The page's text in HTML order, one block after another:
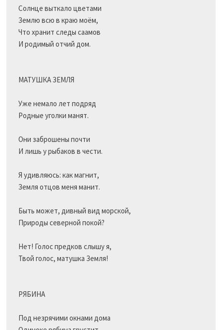
Солнце выткало цветами
Землю всю в краю моём,
Что хранит следы саамов
И родимый отчий дом.
МАТУШКА ЗЕМЛЯ
Уже немало лет подряд
Родные уголки манят.
Они заброшены почти
И лишь у рыбаков в чести.
Я удивляюсь: как магнит,
Земля отцов меня манит.
Быть может, дивный вид морской,
Природы северной покой?
Нет! Голос предков слышу я,
Твой голос, матушка Земля!
РЯБИНА
Под незрячими окнами дома